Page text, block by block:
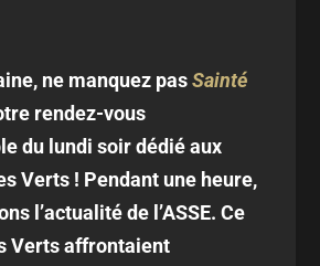
ne manquez pasSainté
rendez-vous
du lundi soir dédié aux
Verts ! Pendant une heure,
l’actualité de l’ASSE. Ce
Verts affrontaient